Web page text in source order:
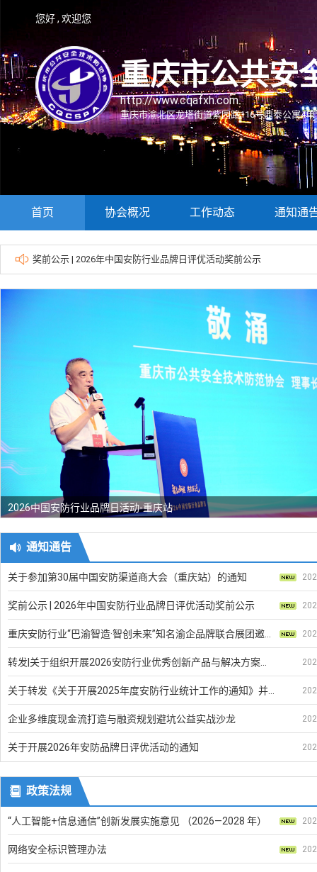
您好 , 欢迎您
重庆市公共安
http://www.cqafxh.com
重庆市渝北区龙塔街道紫园路116号鼎泰公寓4单
首页 协会概况 工作动态 通知通
奖前公示 | 2026年中国安防行业品牌日评优活动奖前公示
重庆安防行业“巴渝智造·智创未来”知名渝企品牌联合展团邀请函
关于参加第30届中国安防渠道商大会（重庆站）的通知
2024第十一届中国安防渠道分销商（代理商）大会重庆站圆满召开
2026中国安防行业品牌日活动-重庆站
《公共安全视频图像信息系统管理条例》宣贯会
2025慧聪跨业品牌巡展●重庆站活动
第四届第一次会员代表大会暨换届大会成功召开
第12届中国（重庆）智慧城市、社会公共安全产品技术展览会开幕式
2024第十一届中国安防渠道分销商（代理商）大会重庆站圆满召开
2026中国安防行业品牌日活动-重庆站
 通知通告
关于参加第30届中国安防渠道商大会（重庆站）的通知
奖前公示 | 2026年中国安防行业品牌日评优活动奖前公示
企业多维度现金流打造与融资规划避坑公益实战沙龙
关于开展2026年安防品牌日评优活动的通知
 政策法规
“人工智能+信息通信”创新发展实施意见 （2026—2028 年）
网络安全标识管理办法